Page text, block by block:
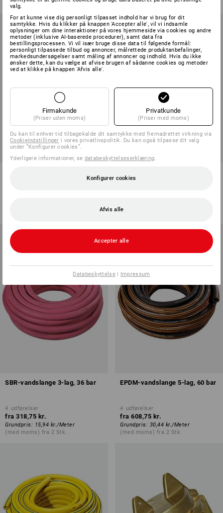
SBR-vandslange 3-lag, 36 bar
4 udførelser
fra 318,75 kr.
Grundpris: 15,94 kr./Meter
(med moms) fra 2 Stk.
EPDM-vandslange 5-lag, 60 bar
4 udførelser
fra 608,75 kr.
Grundpris: 30,44 kr./Meter
(med moms) fra 2 Stk.
valg.
For at kunne vise dig personligt tilpasset indhold har vi brug for dit
samtykke. Hvis du klikker på knappen 'Accepter alle', vil vi indsamle
oplysninger om dine interaktioner på vores hjemmeside via cookies og andre
metoder (inklusive AI-baserede procedurer), samt data fra
bestillingsprocessen. Vi vil især bruge disse data til følgende formål:
personligt tilpassede tilbud og annoncer, målrettede produktanbefalinger,
markedsundersøgelser samt måling af annoncer og indhold. Hvis du ikke
ønsker dette, kan du vælge at afvise brugen af sådanne cookies og metoder
ved at klikke på knappen 'Afvis alle'.
Firmakunde
(Priser uden moms)
Privatkunde
(Priser med moms)
Du kan til enhver tid tilbagekalde dit samtykke med fremadrettet virkning via
Cookieindstillinger i vores privatlivspolitik. Du kan også tilpasse dit valg
under ”Konfigurer cookies”.
Yderligere informationer, se databeskyttelseserklæring.
Konfigurer cookies
Afvis alle
Accepter alle
Databeskyttelse| Impressum